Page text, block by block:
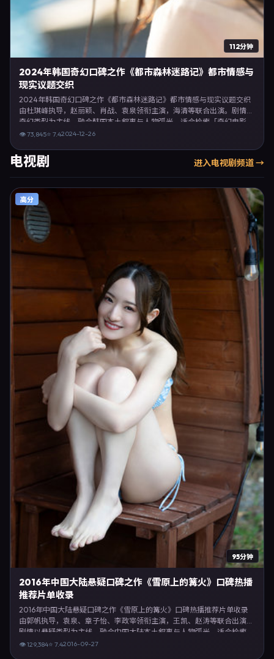
112分钟
2024年韩国奇幻口碑之作《都市森林迷路记》都市情感与
现实议题交织
2024年韩国奇幻口碑之作《都市森林迷路记》都市情感与现实议题交织
由杜琪峰执导，赵丽颖、肖战、袁泉领衔主演，海清等联合出演。剧情以
奇幻类型为主线，融合韩国本土叙事与人物弧光，适合检索「奇幻电影
韩国 杜琪峰 赵丽颖」等关键词的观众。2024年12月26日韩国首映礼举
沉浸体验，可作为片单推荐、影评长文与专题策划的引用素材。
👁73,845⭐ 7.42024-12-26
电视剧 进入电视剧频道 →
高分
95分钟
2016年中国大陆悬疑口碑之作《雪原上的篝火》口碑热播
推荐片单收录
2016年中国大陆悬疑口碑之作《雪原上的篝火》口碑热播推荐片单收录
由郭帆执导，袁泉、章子怡、李政宰领衔主演，王凯、赵涛等联合出演。
剧情以悬疑类型为主线，融合中国大陆本土叙事与人物弧光，适合检索
「悬疑电影 中国大陆 郭帆 袁泉」等关键词的观众。2016年9月27日于中
👁129,384⭐ 7.42016-09-27